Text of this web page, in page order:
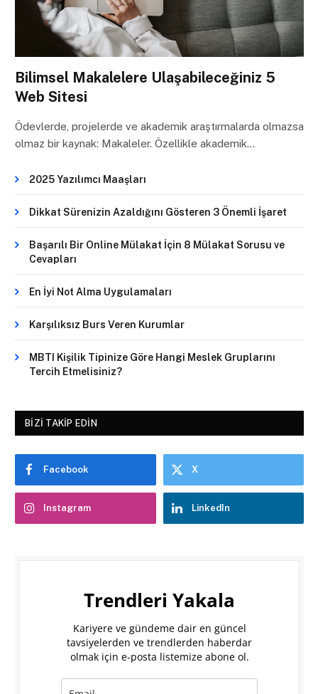
Bilimsel Makalelere Ulaşabileceğiniz 5
Web Sitesi
Ödevlerde, projelerde ve akademik araştırmalarda olmazsa
olmaz bir kaynak: Makaleler. Özellikle akademik…
2025 Yazılımcı Maaşları
Dikkat Sürenizin Azaldığını Gösteren 3 Önemli İşaret
Başarılı Bir Online Mülakat İçin 8 Mülakat Sorusu ve
Cevapları
En İyi Not Alma Uygulamaları
Karşılıksız Burs Veren Kurumlar
MBTI Kişilik Tipinize Göre Hangi Meslek Gruplarını
Tercih Etmelisiniz?
BIZI TAKIP EDIN
Facebook X
Instagram LinkedIn
Trendleri Yakala
Kariyere ve gündeme dair en güncel
tavsiyelerden ve trendlerden haberdar
olmak için e-posta listemize abone ol.